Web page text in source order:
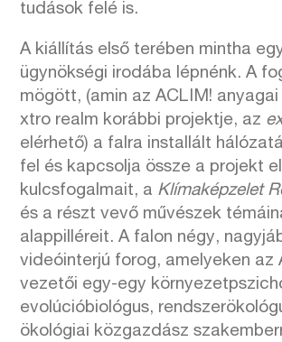
tudások felé is.
A kiállítás első terében mintha
ügynökségi irodába lépnénk. A
mögött, (amin az ACLIM!
xtro realm korábbi projektje, az
elérhető) a falra installált
fel és kapcsolja össze a projekt
kulcsfogalmait, a Klímaképzelet
és a részt vevő művészek
alappilléreit. A falon négy,
videóinterjú forog, amelyeken az
vezetői egy-egy
evolúcióbiológus,
ökológiai közgazdász